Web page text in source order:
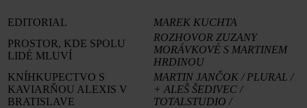
EDITORIAL
MAREK KUCHTA
PROSTOR, KDE SPOLU
LIDÉ MLUVÍ
ROZHOVOR ZUZANY
MORÁVKOVÉ S MARTINEM
HRDINOU
KNÍHKUPECTVO S
KAVIARŇOU ALEXIS V
BRATISLAVE
MARTIN JANČOK / PLURAL /
+ ALEŠ ŠEDIVEC /
TOTALSTUDIO /